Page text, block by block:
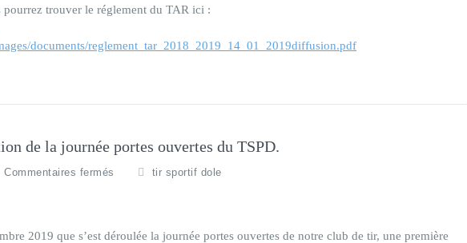
trouver le réglement du TAR ici :
documents/reglement_tar_2018_2019_14_01_2019diffusion.pdf
de la journée portes ouvertes du TSPD.
Commentaires fermés tir sportif dole
2019 que s’est déroulée la journée portes ouvertes de notre club de tir, une première